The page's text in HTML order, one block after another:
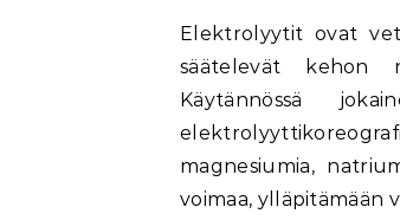
Elektrolyytit ovat
säätelevät kehon
Käytännössä
magnesiumia,
voimaa, ylläpitämään